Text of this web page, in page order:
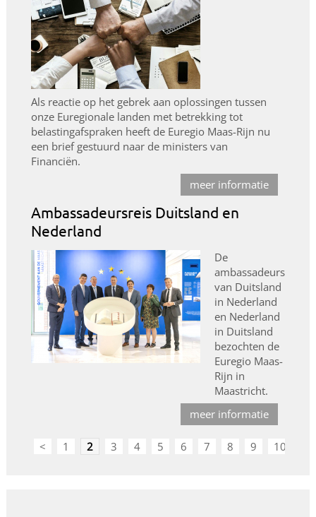
Als reactie op het gebrek aan oplossingen tussen
onze Euregionale landen met betrekking tot
belastingafspraken heeft de Euregio Maas-Rijn nu
een brief gestuurd naar de ministers van
Financiën.
meer informatie
Ambassadeursreis Duitsland en
Nederland
De
ambassadeurs
van Duitsland
in Nederland
en Nederland
in Duitsland
bezochten de
Euregio Maas-
Rijn in
Maastricht.
meer informatie
< 1 2 3 4 5 6 7 8 9 10